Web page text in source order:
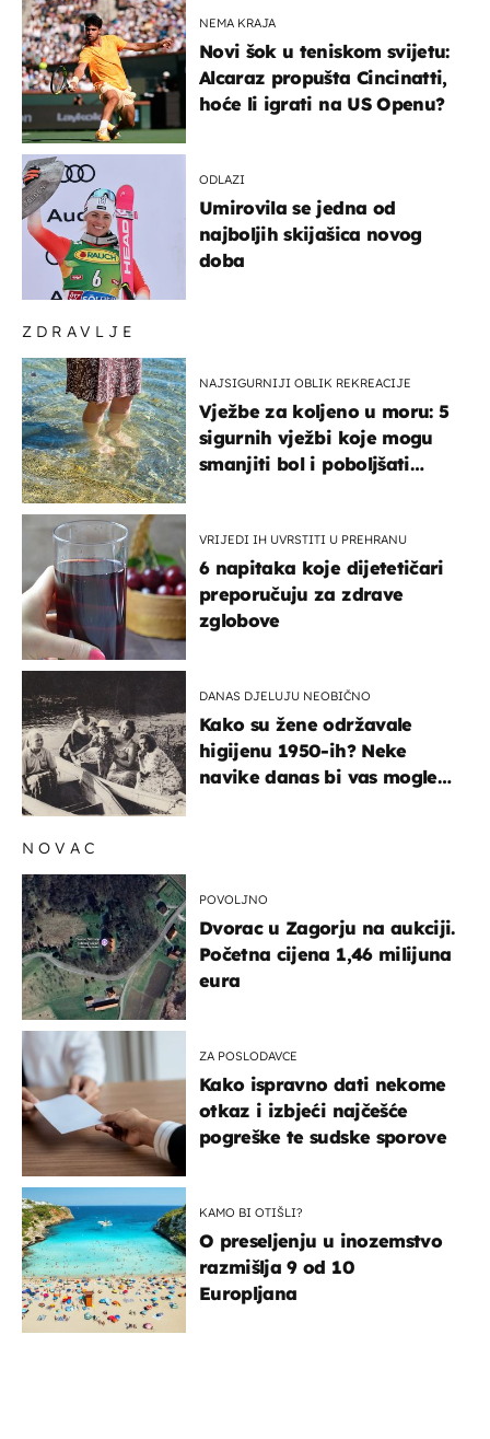
ZDRAVLJE
NAJSIGURNIJI OBLIK REKREACIJE
Vježbe za koljeno u moru: 5
sigurnih vježbi koje mogu
smanjiti bol i poboljšati
VRIJEDI IH UVRSTITI U PREHRANU
6 napitaka koje dijetetičari
preporučuju za zdrave
zglobove
DANAS DJELUJU NEOBIČNO
Kako su žene održavale
higijenu 1950-ih? Neke
navike danas bi vas mogle
NEMA KRAJA
Novi šok u teniskom svijetu:
Alcaraz propušta Cincinatti,
hoće li igrati na US Openu?
ODLAZI
Umirovila se jedna od
najboljih skijašica novog
doba
NOVAC
POVOLJNO
Dvorac u Zagorju na aukciji.
Početna cijena 1,46 milijuna
eura
ZA POSLODAVCE
Kako ispravno dati nekome
otkaz i izbjeći najčešće
pogreške te sudske sporove
KAMO BI OTIŠLI?
O preseljenju u inozemstvo
razmišlja 9 od 10
Europljana